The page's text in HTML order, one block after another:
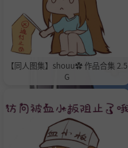
【同人图集】shouu✿ 作品合集 2.5
G